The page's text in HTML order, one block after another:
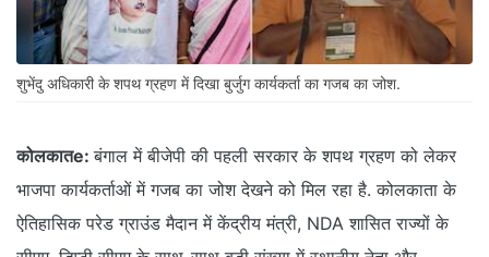
शुभेंदु अधिकारी के शपथ ग्रहण में दिखा बुर्जुग कार्यकर्ता का गजब का जोश.
कोलकातe: बंगाल में बीजेपी की पहली सरकार के शपथ ग्रहण को लेकर
भाजपा कार्यकर्ताओं में गजब का जोश देखने को मिल रहा है. कोलकाता के
ऐतिहासिक परेड ग्राउंड मैदान में केंद्रीय मंत्री, NDA शासित राज्यों के